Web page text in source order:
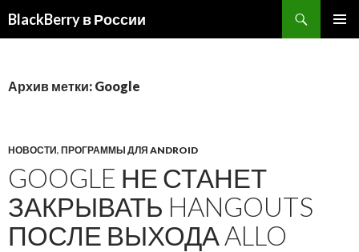
BlackBerry в России
Архив метки: Google
НОВОСТИ, ПРОГРАММЫ ДЛЯ ANDROID
GOOGLE НЕ СТАНЕТ
ЗАКРЫВАТЬ HANGOUTS
ПОСЛЕ ВЫХОДА ALLO